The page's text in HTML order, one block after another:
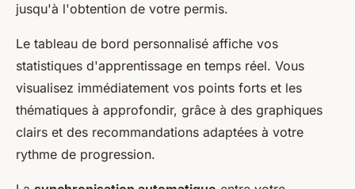
jusqu'à l'obtention de votre permis.
Le tableau de bord personnalisé affiche vos
statistiques d'apprentissage en temps réel. Vous
visualisez immédiatement vos points forts et les
thématiques à approfondir, grâce à des graphiques
clairs et des recommandations adaptées à votre
rythme de progression.